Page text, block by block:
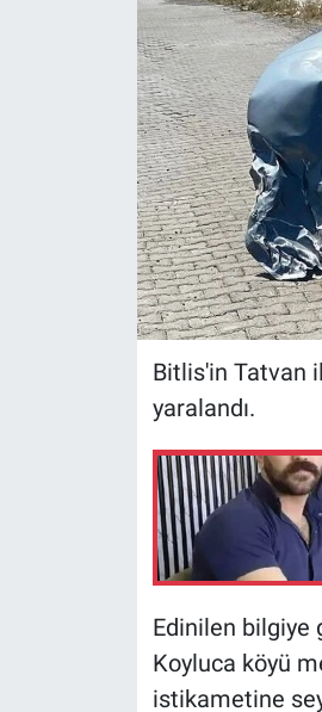
Bitlis'in Tatvan
yaralandı.
Edinilen bilgiye
Koyluca köyü
istikametine